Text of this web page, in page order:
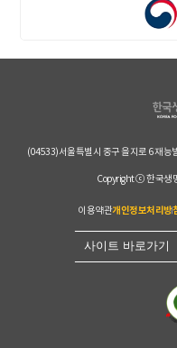
(04533)서울특별시 중구 을지로 6 재
Copyright ⓒ 한국생
이용약관개인정보처리방
사이트 바로가기